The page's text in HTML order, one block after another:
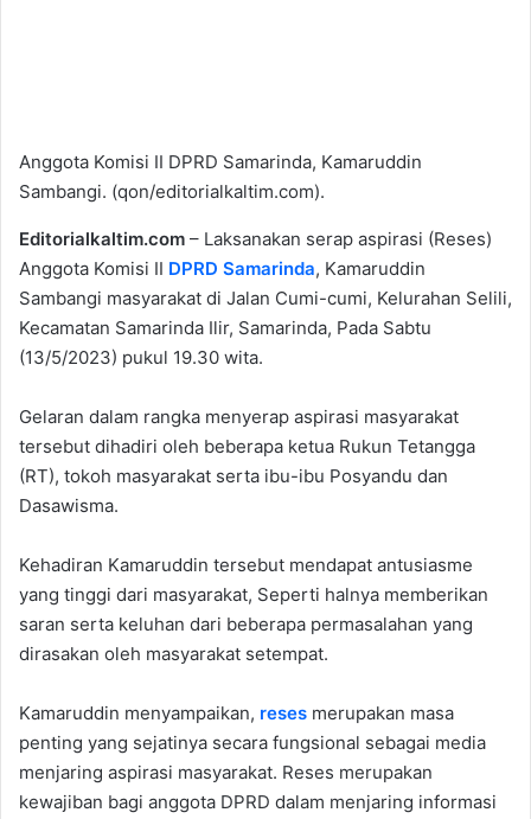
Anggota Komisi II DPRD Samarinda, Kamaruddin
Sambangi. (qon/editorialkaltim.com).
Editorialkaltim.com – Laksanakan serap aspirasi (Reses)
Anggota Komisi II DPRD Samarinda, Kamaruddin
Sambangi masyarakat di Jalan Cumi-cumi, Kelurahan Selili,
Kecamatan Samarinda Ilir, Samarinda, Pada Sabtu
(13/5/2023) pukul 19.30 wita.
Gelaran dalam rangka menyerap aspirasi masyarakat
tersebut dihadiri oleh beberapa ketua Rukun Tetangga
(RT), tokoh masyarakat serta ibu-ibu Posyandu dan
Dasawisma.
Kehadiran Kamaruddin tersebut mendapat antusiasme
yang tinggi dari masyarakat, Seperti halnya memberikan
saran serta keluhan dari beberapa permasalahan yang
dirasakan oleh masyarakat setempat.
Kamaruddin menyampaikan, reses merupakan masa
penting yang sejatinya secara fungsional sebagai media
menjaring aspirasi masyarakat. Reses merupakan
kewajiban bagi anggota DPRD dalam menjaring informasi